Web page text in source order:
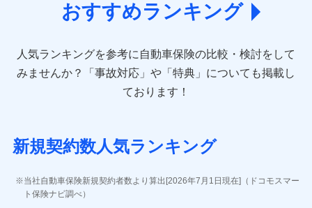
アクサ損害保険株式会社 (https://www.axa-
direct.co.jp/)
sompo.co.jp/)
東京海上ダイレクト損害保険株式会社 (https://www.e-
AIG損害保険株式会社 (https://www.aig.co.jp/sonpo)
ジェイアイ傷害火災保険株式会社
ソニー損害保険株式会社
(https://www.sonysonpo.co.jp/)
おすすめランキング
人気ランキングを参考に自動車保険の比較・検討をして
みませんか？
「事故対応」や「特典」についても掲載し
ております！
新規契約数人気ランキング
当社自動車保険新規契約者数より算出[2026年7月1日現在]（ドコモスマー
ト保険ナビ調べ）